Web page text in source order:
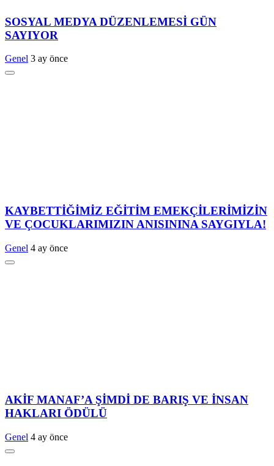
SOSYAL MEDYA DÜZENLEMESİ GÜN
SAYIYOR
Genel 3 ay önce
KAYBETTİĞİMİZ EĞİTİM EMEKÇİLERİMİZİN
VE ÇOCUKLARIMIZIN ANISININA SAYGIYLA!
Genel 4 ay önce
AKİF MANAF’A ŞİMDİ DE BARIŞ VE İNSAN
HAKLARI ÖDÜLÜ
Genel 4 ay önce